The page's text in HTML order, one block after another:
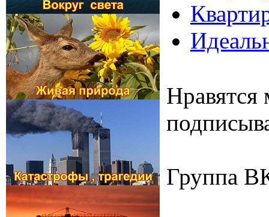
Группа